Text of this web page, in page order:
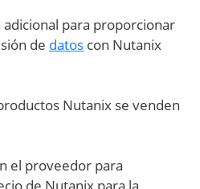
para proporcionar
de datos con Nutanix
Nutanix se venden
el proveedor para
de Nutanix para la